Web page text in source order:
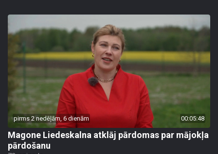
pirms 2 nedēļām, 6 dienām 00:05:48
Magone Liedeskalna atklāj pārdomas par mājokļa
pārdošanu